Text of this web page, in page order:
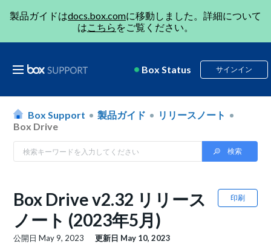
製品ガイドはdocs.box.comに移動しました。詳細について
はこちら をご覧ください。
Box Status サインイン
Box Support 製品ガイド
リリースノート
Box Drive
印刷
Box Drive v2.32 リリース
ノート (2023年5月)
公開日May 9, 2023 更新日 May 10, 2023